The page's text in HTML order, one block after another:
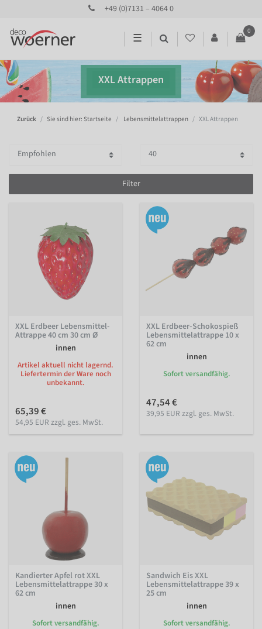
+49 (0)7131 – 4064 0
☰
0
XXL Attrappen
Zurück Sie sind hier: Startseite Lebensmittelattrappen XXL Attrappen
Filter
XXL Erdbeer Lebensmittel-
Attrappe 40 cm 30 cm Ø
innen
Artikel aktuell nicht lagernd.
Liefertermin der Ware noch
unbekannt.
65,39 €
54,95 EUR zzgl. ges. MwSt.
XXL Erdbeer-Schokospieß
Lebensmittelattrappe 10 x
62 cm
innen
Sofort versandfähig.
47,54 €
39,95 EUR zzgl. ges. MwSt.
Kandierter Apfel rot XXL
Lebensmittelattrappe 30 x
62 cm
innen
Sofort versandfähig.
Sandwich Eis XXL
Lebensmittelattrappe 39 x
25 cm
innen
Sofort versandfähig.